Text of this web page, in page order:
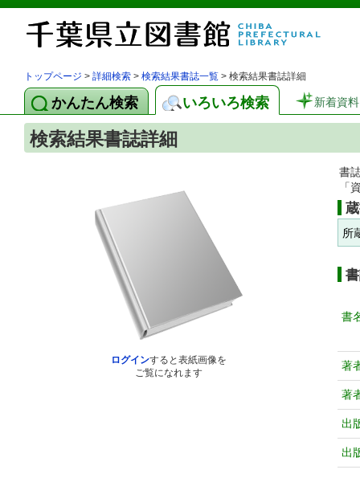
トップページ > 詳細検索 > 検索結果書誌一覧 > 検索結果書誌詳細
かんたん検索 いろいろ検索 新着資料
検索結果書誌詳細
ログインすると表紙画像を
ご覧になれます
書
「
所
書
著
著
出
出